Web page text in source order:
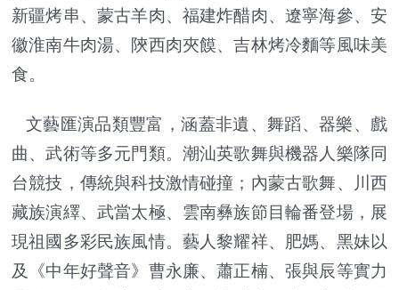
新疆烤串、蒙古羊肉、福建炸醋肉、遼寧海參、安
徽淮南牛肉湯、陝西肉夾饃、吉林烤冷麵等風味美
食。
文藝匯演品類豐富，涵蓋非遺、舞蹈、器樂、戲
曲、武術等多元門類。潮汕英歌舞與機器人樂隊同
台競技，傳統與科技激情碰撞；內蒙古歌舞、川西
藏族演繹、武當太極、雲南彝族節目輪番登場，展
現祖國多彩民族風情。藝人黎耀祥、肥媽、黑妹以
及《中年好聲音》曹永廉、蕭正楠、張與辰等實力